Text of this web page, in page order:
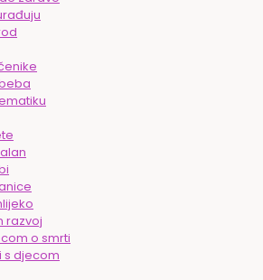
razvoj
o smrti
s djecom